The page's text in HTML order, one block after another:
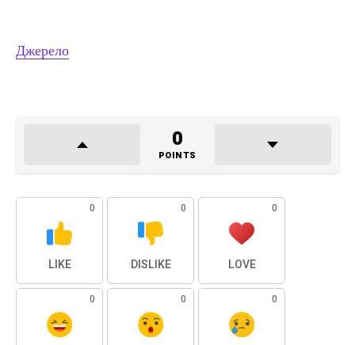
Джерело
0
POINTS
0
LIKE
0
DISLIKE
0
LOVE
0 0 0